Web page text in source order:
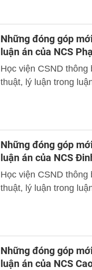
Những đóng góp
luận án của NCS
Học viện CSND
thuật, lý luận trong
Những đóng góp
luận án của NCS
Học viện CSND
thuật, lý luận trong
Những đóng góp
luận án của NCS